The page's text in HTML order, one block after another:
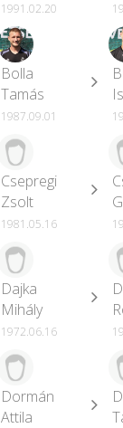
1991.02.20
Bolla
Tamás
1987.09.01
Csepregi
Zsolt
1981.05.16
Dajka
Mihály
1972.06.16
Dormán
Attila